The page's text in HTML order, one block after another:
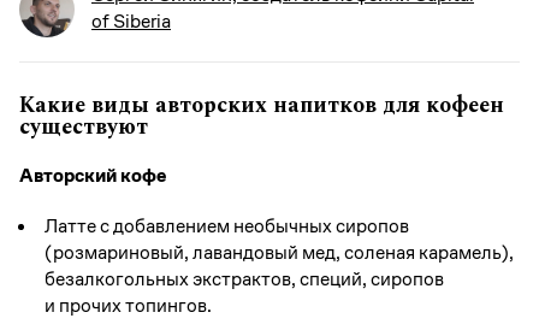
of Siberia
Какие виды авторских напитков для кофеен
существуют
Авторский кофе
Латте с добавлением необычных сиропов
(розмариновый, лавандовый мед, соленая карамель),
безалкогольных экстрактов, специй, сиропов
и прочих топингов.